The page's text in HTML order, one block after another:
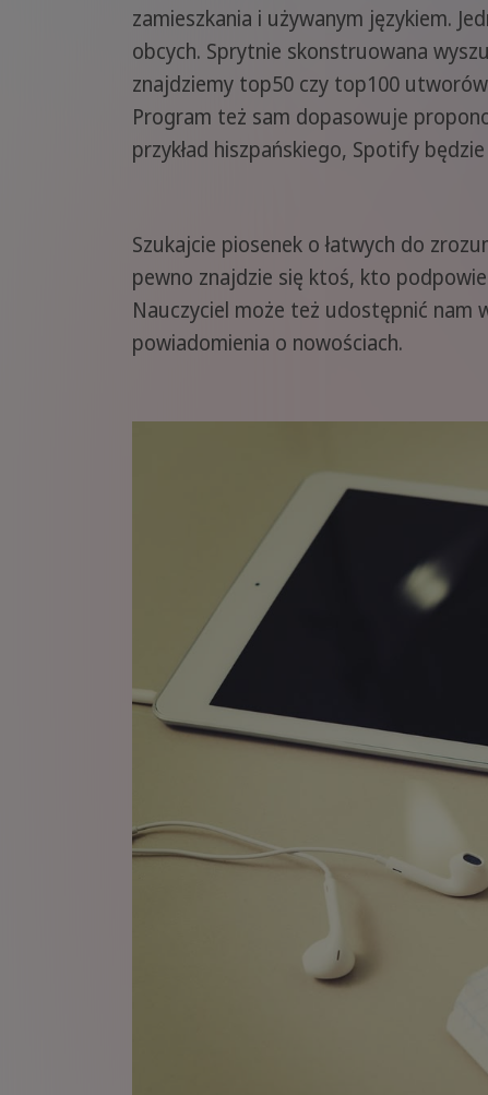
zamieszkania i używanym językiem.
obcych. Sprytnie skonstruowana
znajdziemy top50 czy top100
Program też sam dopasowuje
przykład hiszpańskiego, Spotify
Szukajcie piosenek o łatwych do
pewno znajdzie się ktoś, kto
Nauczyciel może też udostępnić nam
powiadomienia o nowościach.